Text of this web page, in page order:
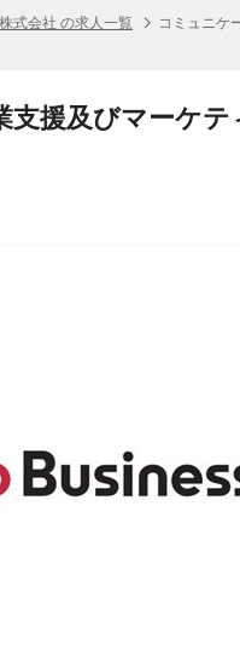
式会社 の求人一覧
コミュニケ
援及びマーケテ